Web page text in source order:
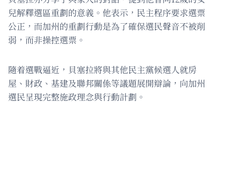
兒解釋選區重劃的意義。他表示，民主程序要求選票
公正，而加州的重劃行動是為了確保選民聲音不被削
弱，而非操控選票。
隨着選戰逼近，貝塞拉將與其他民主黨候選人就房
屋、財政、基建及聯邦關係等議題展開辯論，向加州
選民呈現完整施政理念與行動計劃。